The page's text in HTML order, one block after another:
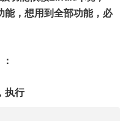
，想用到全部功能，必
：
执行